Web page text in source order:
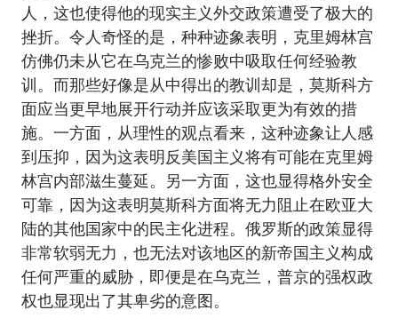
人，这也使得他的现实主义外交政策遭受了极大的
挫折。令人奇怪的是，种种迹象表明，克里姆林宫
仿佛仍未从它在乌克兰的惨败中吸取任何经验教
训。而那些好像是从中得出的教训却是，莫斯科方
面应当更早地展开行动并应该采取更为有效的措
施。一方面，从理性的观点看来，这种迹象让人感
到压抑，因为这表明反美国主义将有可能在克里姆
林宫内部滋生蔓延。另一方面，这也显得格外安全
可靠，因为这表明莫斯科方面将无力阻止在欧亚大
陆的其他国家中的民主化进程。俄罗斯的政策显得
非常软弱无力，也无法对该地区的新帝国主义构成
任何严重的威胁，即便是在乌克兰，普京的强权政
权也显现出了其卑劣的意图。